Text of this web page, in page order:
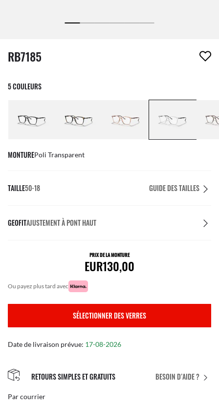
1 article a été retiré de votre liste de souhaits
RB7185
5 COULEURS
MONTUREPoli Transparent
TAILLE50-18 GUIDE DES TAILLES
GEOFITAJUSTEMENT À PONT HAUT
PRIX DE LA MONTURE
EUR130,00
ou payez plus tard avec
SÉLECTIONNER DES VERRES
Date de livraison prévue: 17-08-2026
BESOIN D’AIDE ?
RETOURS SIMPLES ET GRATUITS
Par courrier